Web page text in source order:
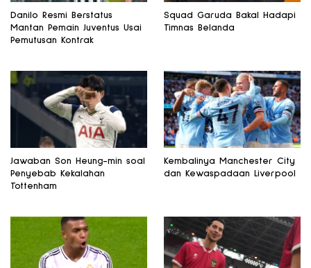
Danilo Resmi Berstatus
Mantan Pemain Juventus Usai
Pemutusan Kontrak
Squad Garuda Bakal Hadapi
Timnas Belanda
Jawaban Son Heung-min soal
Penyebab Kekalahan
Tottenham
Kembalinya Manchester City
dan Kewaspadaan Liverpool